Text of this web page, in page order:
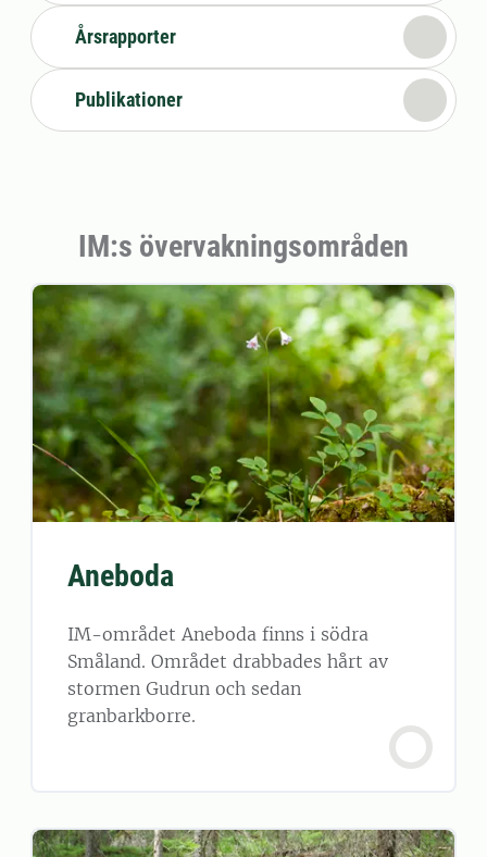
Årsrapporter
Publikationer
IM:s övervakningsområden
Aneboda
IM-området Aneboda finns i södra
Småland. Området drabbades hårt av
stormen Gudrun och sedan
granbarkborre.